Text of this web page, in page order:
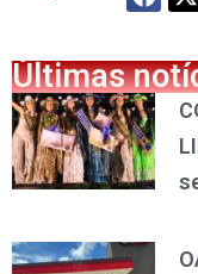
Últimas